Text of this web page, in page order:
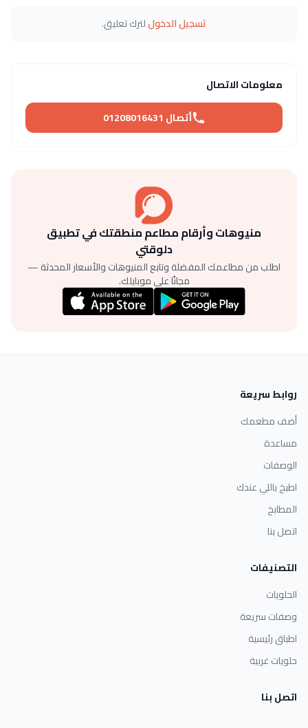
تسجيل الدخوللترك تعليق.
معلومات الاتصال
أتصال 01208016431
منيوهات وأرقام مطاعم منطقتك في تطبيق
دلوقتي
اطلب من مطاعمك المفضلة وتابع المنيوهات والأسعار المحدثة —
مجانًا على موبايلك.
روابط سريعة
أضف مطعمك
مساعدة
الوصفات
اطبخ باللي عندك
المطابخ
اتصل بنا
التصنيفات
الحلويات
وصفات سريعة
اطباق رئيسية
حلويات غربية
اتصل بنا